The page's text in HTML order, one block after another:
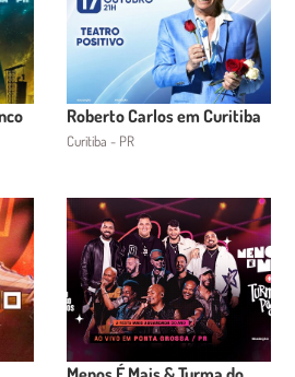
Roberto Carlos em Curitiba
Curitiba - PR